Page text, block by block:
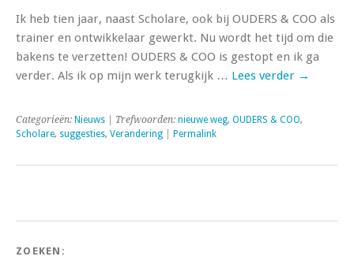
Ik heb tien jaar, naast Scholare, ook bij OUDERS & COO als
trainer en ontwikkelaar gewerkt. Nu wordt het tijd om die
bakens te verzetten! OUDERS & COO is gestopt en ik ga
verder. Als ik op mijn werk terugkijk … Lees verder →
Categorieën: Nieuws | Trefwoorden: nieuwe weg, OUDERS & COO,
Scholare, suggesties, Verandering Permalink
ZOEKEN: